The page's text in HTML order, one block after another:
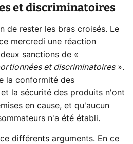
et discriminatoires
de rester les bras croisés. Le
mercredi une réaction
sanctions de «
et discriminatoires».
la conformité des
la sécurité des produits n'ont
en cause, et qu'aucun
n'a été établi.
différents arguments. En ce